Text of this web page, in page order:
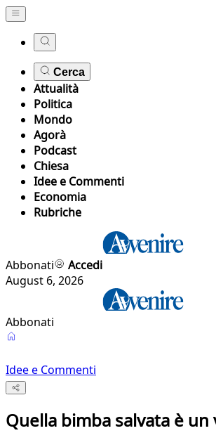
Cerca
Attualità
Politica
Mondo
Agorà
Podcast
Chiesa
Idee e Commenti
Economia
Rubriche
Abbonati
Accedi
August 6, 2026
Abbonati
Idee e Commenti
Quella bimba salvata è